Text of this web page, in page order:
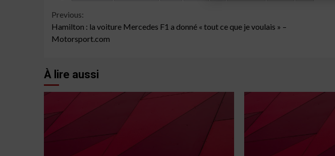
Continue
Reading
Previous:
Hamilton : la voiture Mercedes F1 a donné « tout ce que je voulais » –
Motorsport.com
À lire aussi